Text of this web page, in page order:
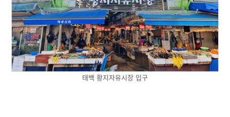
태백 황지자유시장 입구